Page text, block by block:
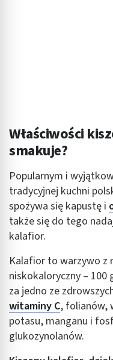
Właściwości
smakuje?
Popularnym i
tradycyjnej kuchni
spożywa się kapustę i
także się do tego
kalafior.
Kalafior to warzywo z
niskokaloryczny – 100
za jedno ze
witaminy C, folianów,
potasu, manganu i
glukozynolanów.